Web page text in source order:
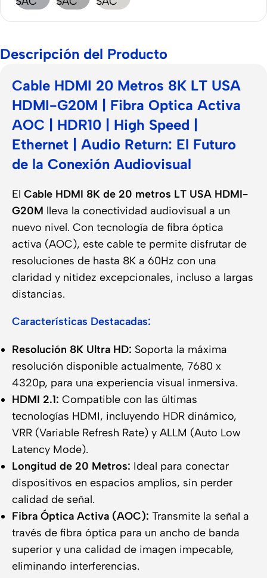
Descripción del Producto
Cable HDMI 20 Metros 8K LT USA
HDMI-G20M | Fibra Optica Activa
AOC | HDR10 | High Speed |
Ethernet | Audio Return: El Futuro
de la Conexión Audiovisual
El Cable HDMI 8K de 20 metros LT USA HDMI-
G20M lleva la conectividad audiovisual a un
nuevo nivel. Con tecnología de fibra óptica
activa (AOC), este cable te permite disfrutar de
resoluciones de hasta 8K a 60Hz con una
claridad y nitidez excepcionales, incluso a largas
distancias.
Características Destacadas:
Resolución 8K Ultra HD: Soporta la máxima
resolución disponible actualmente, 7680 x
4320p, para una experiencia visual inmersiva.
HDMI 2.1: Compatible con las últimas
tecnologías HDMI, incluyendo HDR dinámico,
VRR (Variable Refresh Rate) y ALLM (Auto Low
Latency Mode).
Longitud de 20 Metros: Ideal para conectar
dispositivos en espacios amplios, sin perder
calidad de señal.
Fibra Óptica Activa (AOC): Transmite la señal a
través de fibra óptica para un ancho de banda
superior y una calidad de imagen impecable,
eliminando interferencias.